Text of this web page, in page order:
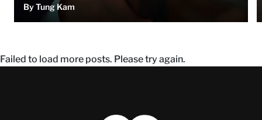
By Tung Kam
Failed to load more posts. Please try again.